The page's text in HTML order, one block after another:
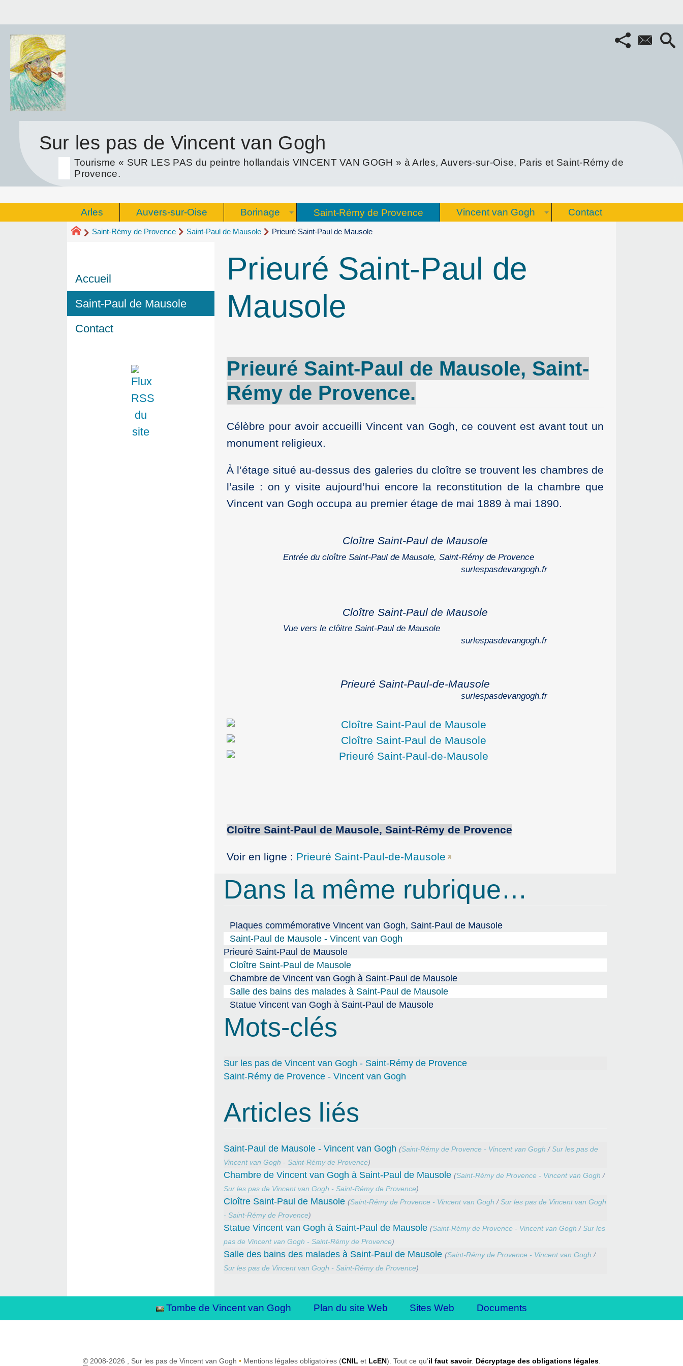
Sur les pas de Vincent van Gogh
Tourisme « SUR LES PAS du peintre hollandais VINCENT VAN GOGH » à Arles, Auvers-sur-Oise, Paris et Saint-Rémy de
Provence.
Arles Auvers-sur-Oise Borinage Saint-Rémy de Provence Vincent van Gogh Contact
Saint-Rémy de Provence Saint-Paul de Mausole Prieuré Saint-Paul de Mausole
Prieuré Saint-Paul de
Mausole
Prieuré Saint-Paul de Mausole, Saint-
Rémy de Provence.
Célèbre pour avoir accueilli Vincent van Gogh, ce couvent est avant tout un
monument religieux.
À l’étage situé au-dessus des galeries du cloître se trouvent les chambres de
l’asile : on y visite aujourd’hui encore la reconstitution de la chambre que
Vincent van Gogh occupa au premier étage de mai 1889 à mai 1890.
Cloître Saint-Paul de Mausole
Entrée du cloître Saint-Paul de Mausole, Saint-Rémy de Provence
surlespasdevangogh.fr
Cloître Saint-Paul de Mausole
Vue vers le clôitre Saint-Paul de Mausole
surlespasdevangogh.fr
Prieuré Saint-Paul-de-Mausole
surlespasdevangogh.fr
Cloître Saint-Paul de Mausole, Saint-Rémy de Provence
Voir en ligne : Prieuré Saint-Paul-de-Mausole
Dans la même rubrique…
Plaques commémorative Vincent van Gogh, Saint-Paul de Mausole
Saint-Paul de Mausole - Vincent van Gogh
Prieuré Saint-Paul de Mausole
Cloître Saint-Paul de Mausole
Chambre de Vincent van Gogh à Saint-Paul de Mausole
Salle des bains des malades à Saint-Paul de Mausole
Statue Vincent van Gogh à Saint-Paul de Mausole
Mots-clés
Sur les pas de Vincent van Gogh - Saint-Rémy de Provence
Saint-Rémy de Provence - Vincent van Gogh
Articles liés
Saint-Paul de Mausole - Vincent van Gogh (Saint-Rémy de Provence - Vincent van Gogh /Sur les pas de
Vincent van Gogh - Saint-Rémy de Provence)
Chambre de Vincent van Gogh à Saint-Paul de Mausole (Saint-Rémy de Provence - Vincent van Gogh /
Sur les pas de Vincent van Gogh - Saint-Rémy de Provence)
Cloître Saint-Paul de Mausole (Saint-Rémy de Provence - Vincent van Gogh /Sur les pas de Vincent van Gogh
- Saint-Rémy de Provence)
Statue Vincent van Gogh à Saint-Paul de Mausole (Saint-Rémy de Provence - Vincent van Gogh /Sur les
pas de Vincent van Gogh - Saint-Rémy de Provence)
Salle des bains des malades à Saint-Paul de Mausole (Saint-Rémy de Provence - Vincent van Gogh /
Sur les pas de Vincent van Gogh - Saint-Rémy de Provence)
Accueil
Saint-Paul de Mausole
Contact
Tombe de Vincent van Gogh Plan du site Web Sites Web Documents
©2008-2026 , Sur les pas de Vincent van Gogh •Mentions légales obligatoires (CNIL et LcEN). Tout ce qu’il faut savoir. Décryptage des obligations légales.